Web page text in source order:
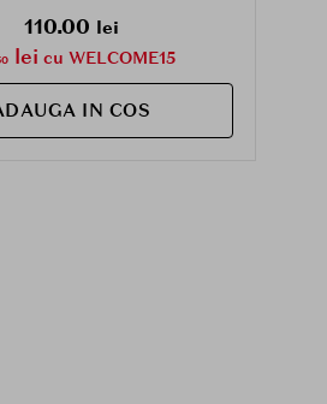
110.00 lei
lei cu WELCOME15
IN COS